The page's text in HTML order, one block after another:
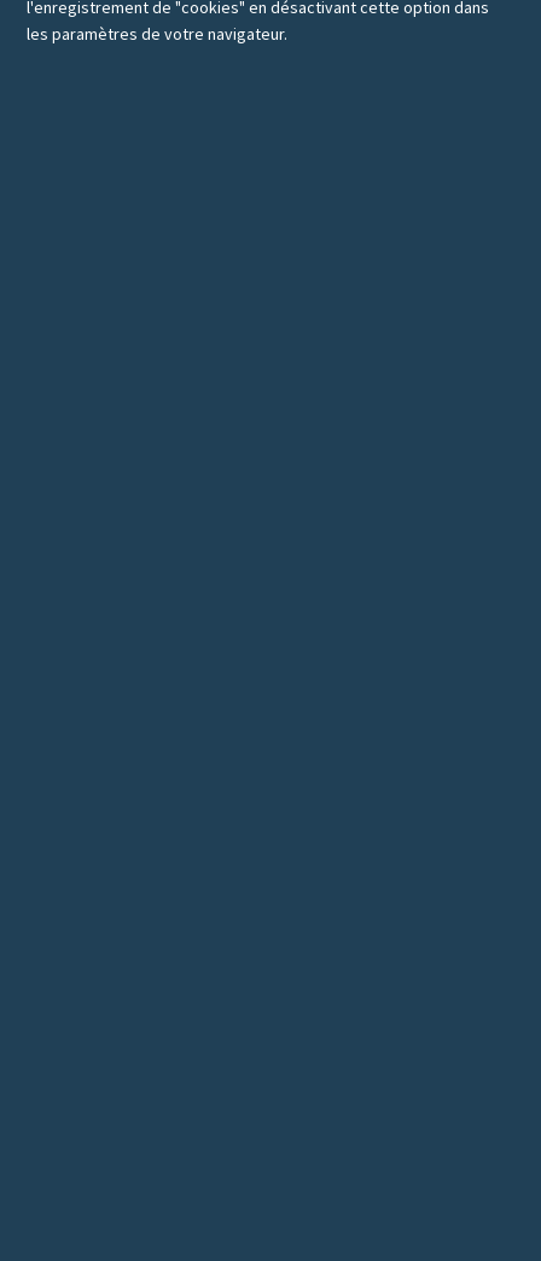
l'enregistrement de "cookies" en désactivant cette option dans
les paramètres de votre navigateur.